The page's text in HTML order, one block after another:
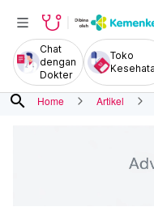
Chat
dengan
Dokter
Toko
search Home Artikel